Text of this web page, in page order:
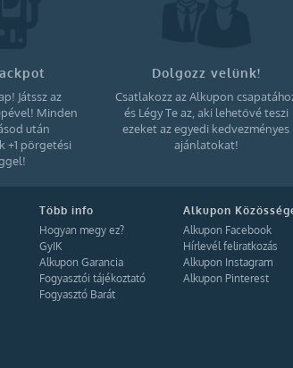
Játssz az
Minden
után
+1 pörgetési
Dolgozz velünk!
Csatlakozz az Alkupon
és Légy Te az, aki lehetővé teszi
ezeket az egyedi kedvezményes
ajánlatokat!
Több info
Hogyan megy ez?
GyIK
Alkupon Garancia
Fogyasztói tájékoztató
Fogyasztó Barát
Alkupon
Alkupon Facebook
Hírlevél feliratkozás
Alkupon Instagram
Alkupon Pinterest